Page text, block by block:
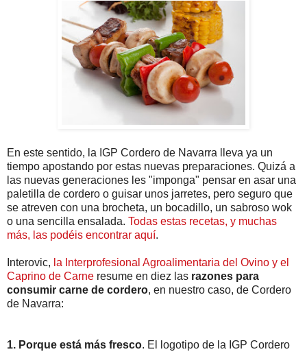
En este sentido, la IGP Cordero de Navarra lleva ya un
tiempo apostando por estas nuevas preparaciones. Quizá a
las nuevas generaciones les "imponga" pensar en asar una
paletilla de cordero o guisar unos jarretes, pero seguro que
se atreven con una brocheta, un bocadillo, un sabroso wok
o una sencilla ensalada. Todas estas recetas, y muchas
más, las podéis encontrar aquí.
Interovic, la Interprofesional Agroalimentaria del Ovino y el
Caprino de Carne resume en diez las razones para
consumir carne de cordero, en nuestro caso, de Cordero
de Navarra:
1. Porque está más fresco. El logotipo de la IGP Cordero